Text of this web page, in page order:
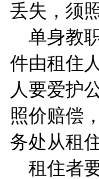
丢失，须
单身教
件由租住
人要爱护
照价赔偿
务处从租
租住者